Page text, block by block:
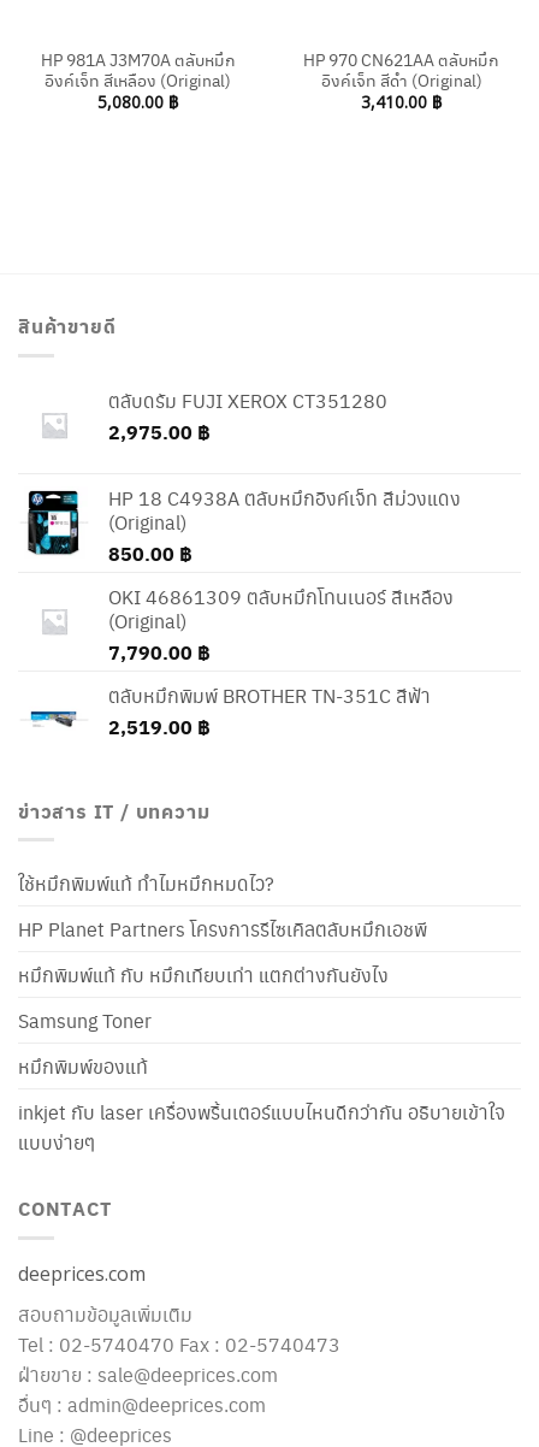
HP 981A J3M70A ตลับหมึก
อิงค์เจ็ท สีเหลือง (Original)
5,080.00 ฿
HP 970 CN621AA ตลับหมึก
อิงค์เจ็ท สีดำ (Original)
3,410.00 ฿
สินค้าขายดี
ตลับดรัม FUJI XEROX CT351280
2,975.00 ฿
HP 18 C4938A ตลับหมึกอิงค์เจ็ท สีม่วงแดง
(Original)
850.00 ฿
OKI 46861309 ตลับหมึกโทนเนอร์ สีเหลือง
(Original)
7,790.00 ฿
ตลับหมึกพิมพ์ BROTHER TN-351C สีฟ้า
2,519.00 ฿
ข่าวสาร IT / บทความ
ใช้หมึกพิมพ์แท้ ทำไมหมึกหมดไว?
HP Planet Partners โครงการรีไซเคิลตลับหมึกเอชพี
หมึกพิมพ์แท้ กับ หมึกเทียบเท่า แตกต่างกันยังไง
Samsung Toner
หมึกพิมพ์ของแท้
inkjet กับ laser เครื่องพริ้นเตอร์แบบไหนดีกว่ากัน อธิบายเข้าใจ
แบบง่ายๆ
CONTACT
deeprices.com
สอบถามข้อมูลเพิ่มเติม
Tel : 02-5740470 Fax : 02-5740473
ฝ่ายขาย : sale@deeprices.com
อื่นๆ : admin@deeprices.com
Line : @deeprices